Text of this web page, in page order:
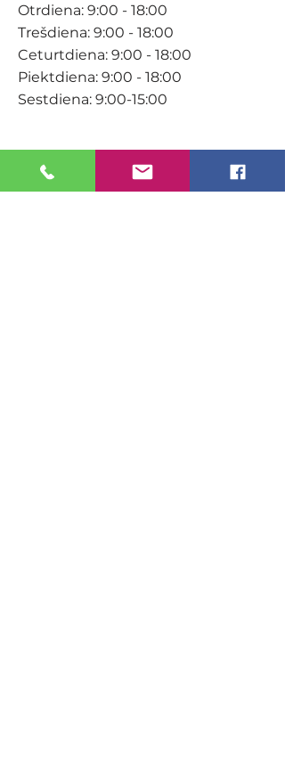
Otrdiena: 9:00 - 18:00
Trešdiena: 9:00 - 18:00
Ceturtdiena: 9:00 - 18:00
Piektdiena: 9:00 - 18:00
Sestdiena: 9:00-15:00
KONTAKTI